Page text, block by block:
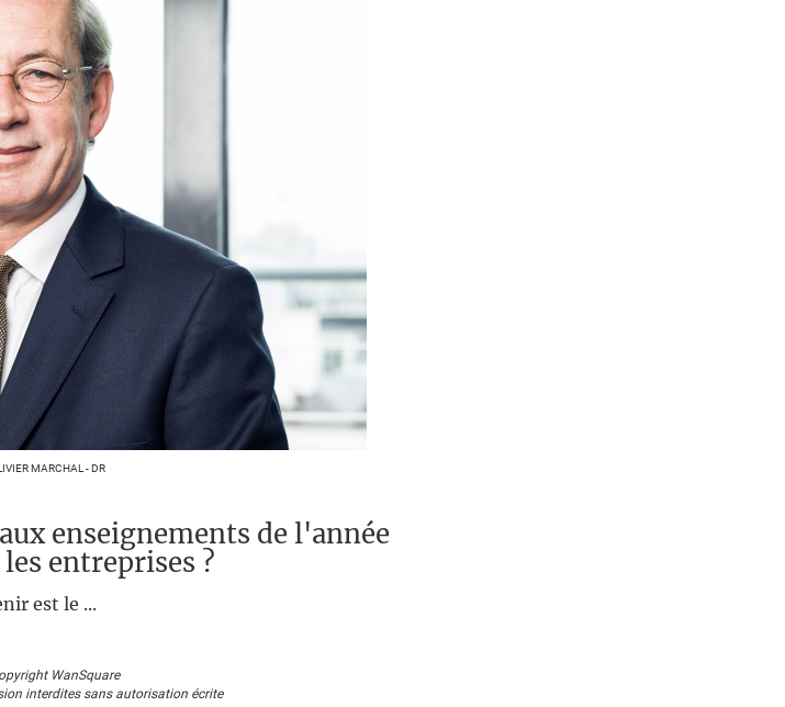
MARCHAL - DR
enseignements de l'année
entreprises ?
est le ...
WanSquare
interdites sans autorisation écrite